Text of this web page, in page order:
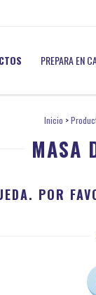
PREPARA EN
Inicio >
MASA
POR